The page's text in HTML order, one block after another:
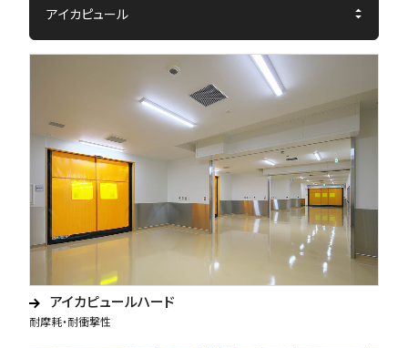
アイカピュールハード
耐摩耗・耐衝撃性